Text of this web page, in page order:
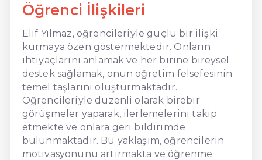
Öğrenci İlişkileri
Elif Yılmaz, öğrencileriyle güçlü bir ilişki
kurmaya özen göstermektedir. Onların
ihtiyaçlarını anlamak ve her birine bireysel
destek sağlamak, onun öğretim felsefesinin
temel taşlarını oluşturmaktadır.
Öğrencileriyle düzenli olarak birebir
görüşmeler yaparak, ilerlemelerini takip
etmekte ve onlara geri bildirimde
bulunmaktadır. Bu yaklaşım, öğrencilerin
motivasyonunu artırmakta ve öğrenme